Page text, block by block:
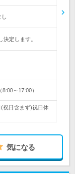
定します。
～17:00）
祝日含まず)祝日休
気になる